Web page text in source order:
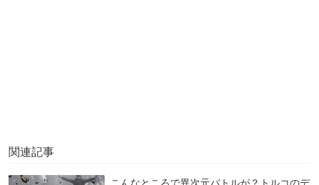
関連記事
こんなところで異次元バトルが？トルコのデ